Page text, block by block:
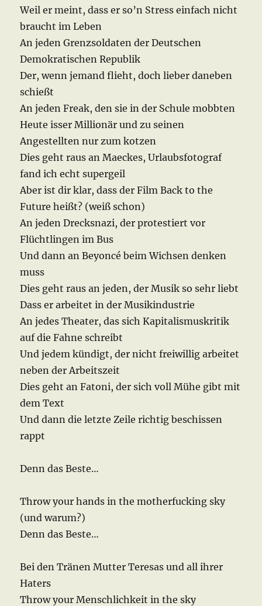
Weil er meint, dass er so’n Stress einfach nicht
braucht im Leben
An jeden Grenzsoldaten der Deutschen
Demokratischen Republik
Der, wenn jemand flieht, doch lieber daneben
schießt
An jeden Freak, den sie in der Schule mobbten
Heute isser Millionär und zu seinen
Angestellten nur zum kotzen
Dies geht raus an Maeckes, Urlaubsfotograf
fand ich echt supergeil
Aber ist dir klar, dass der Film Back to the
Future heißt? (weiß schon)
An jeden Drecksnazi, der protestiert vor
Flüchtlingen im Bus
Und dann an Beyoncé beim Wichsen denken
muss
Dies geht raus an jeden, der Musik so sehr liebt
Dass er arbeitet in der Musikindustrie
An jedes Theater, das sich Kapitalismuskritik
auf die Fahne schreibt
Und jedem kündigt, der nicht freiwillig arbeitet
neben der Arbeitszeit
Dies geht an Fatoni, der sich voll Mühe gibt mit
dem Text
Und dann die letzte Zeile richtig beschissen
rappt
Denn das Beste…
Throw your hands in the motherfucking sky
(und warum?)
Denn das Beste…
Bei den Tränen Mutter Teresas und all ihrer
Haters
Throw your Menschlichkeit in the sky